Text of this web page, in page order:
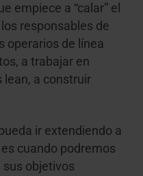
empiece a “calar” el
responsables de
operarios de línea
a trabajar en
lean, a construir
ir extendiendo a
cuando podremos
sus objetivos